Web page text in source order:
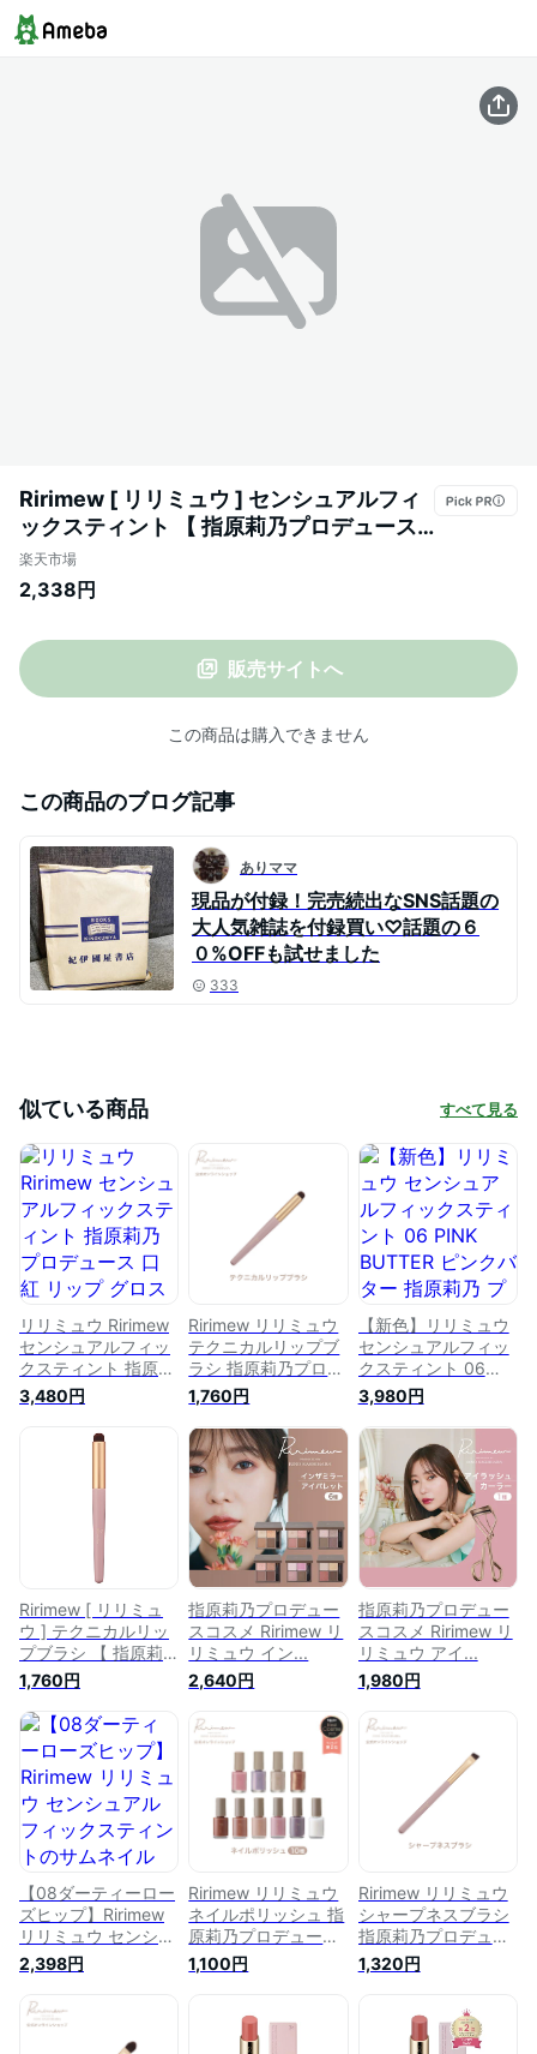
Ririmew [ リリミュウ ] センシュアルフィ
ックスティント 【 指原莉乃プロデュース
コスメ/ティント リップ 】
楽天市場
2,338円
販売サイトへ
この商品は購入できません
この商品のブログ記事
ありママ
現品が付録！完売続出なSNS話題の
大人気雑誌を付録買い♡話題の６
０%OFFも試せました
333
似ている商品 すべて見る
リリミュウ Ririmew
センシュアルフィッ
クスティント 指原莉
乃 プロデュース 口
紅 リップ グロス
【送料無料】
3,480円
Ririmew リリミュウ
テクニカルリップブ
ラシ 指原莉乃プロデ
ュースコスメ
1,760円
【新色】リリミュウ
センシュアルフィッ
クスティント 06
PINK BUTTER ピン
クバター 指原莉乃
プロデュース 口紅
リップ グロス 【送
料無料】
3,980円
Ririmew [ リリミュ
ウ ] テクニカルリッ
プブラシ 【 指原莉
乃プロデュースコス
メ/メイクブラシ 】
1,760円
指原莉乃プロデュー
スコスメ Ririmew リ
リミュウ イン...
2,640円
指原莉乃プロデュー
スコスメ Ririmew リ
リミュウ アイ...
1,980円
【08ダーティーロー
ズヒップ】Ririmew
リリミュウ センシュ
アルフィックスティ
ント
2,398円
Ririmew リリミュウ
ネイルポリッシュ 指
原莉乃プロデュース
コスメ
1,100円
Ririmew リリミュウ
シャープネスブラシ
指原莉乃プロデュー
スコスメ
1,320円